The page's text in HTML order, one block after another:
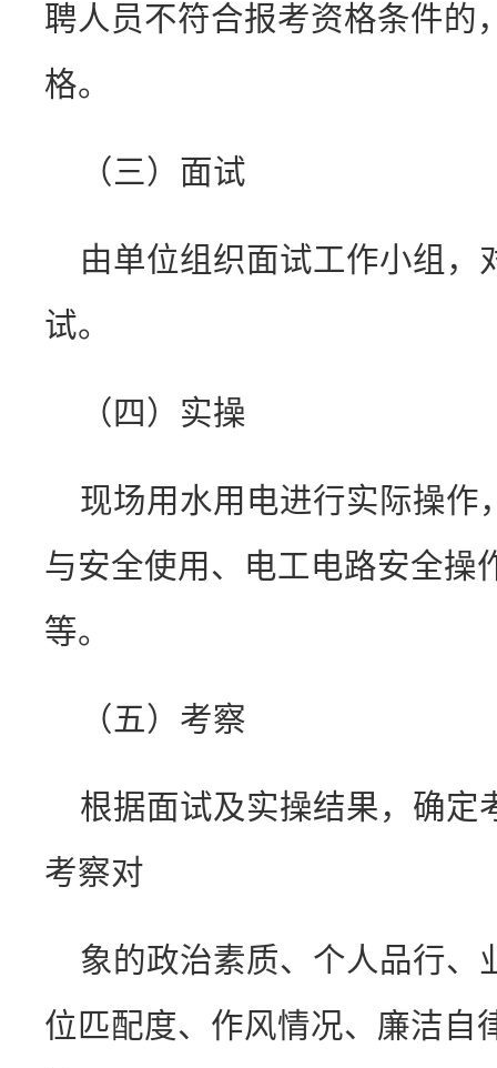
聘人员不符合报考资格条件的
格。
（三）面试
由单位组织面试工作小组，
试。
（四）实操
现场用水用电进行实际操作
与安全使用、电工电路安全操
等。
（五）考察
根据面试及实操结果，确定
考察对
象的政治素质、个人品行、
位匹配度、作风情况、廉洁自